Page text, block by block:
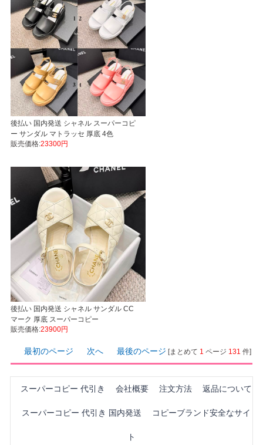
後払い 国内発送 シャネル スーパーコピ
ー サンダル マトラッセ 厚底 4色
販売価格:23300円
後払い 国内発送 シャネル サンダル CC
マーク 厚底 スーパーコピー
販売価格:23900円
最初のページ 次へ 最後のページ [まとめて 1 ページ 131 件]
スーパーコピー 代引き 会社概要 注文方法 返品について
スーパーコピー 代引き 国内発送 コピーブランド安全なサイ
ト